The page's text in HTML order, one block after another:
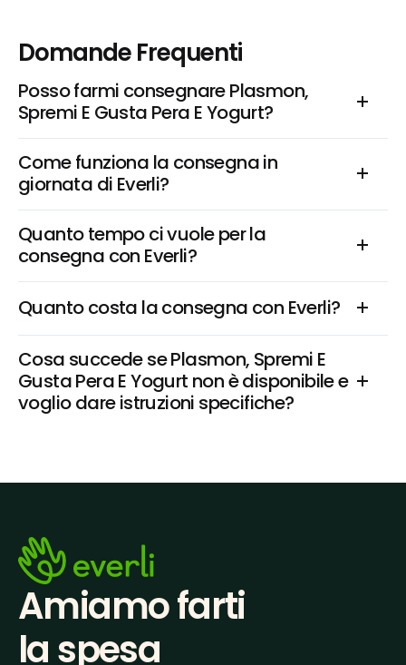
Domande Frequenti
Posso farmi consegnare Plasmon,
Spremi E Gusta Pera E Yogurt?
Come funziona la consegna in
giornata di Everli?
Quanto tempo ci vuole per la
consegna con Everli?
Quanto costa la consegna con Everli?
Cosa succede se Plasmon, Spremi E
Gusta Pera E Yogurt non è disponibile e
voglio dare istruzioni specifiche?
Amiamo farti
la spesa